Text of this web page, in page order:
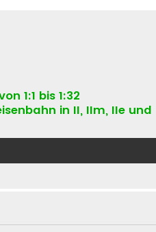
1:1 bis 1:32
in II, IIm, IIe